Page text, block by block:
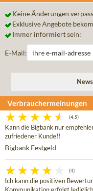
Keine Änderungen
Exklusive Angebote
Immer informiert sein:
E-Mail:
Verbrauchermeinungen
(4,5)
Kann die Bigbank nur
zufriedener Kunde!!
Bigbank Festgeld
(4)
Ich kann die positiven